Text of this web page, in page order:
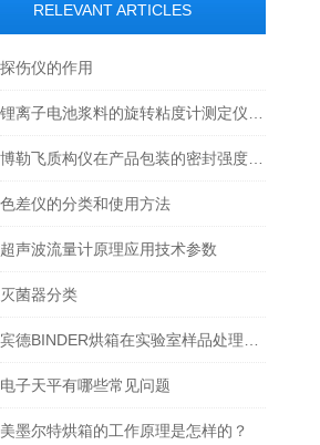
RELEVANT ARTICLES
探伤仪的作用
色差仪的分类和使用方法
超声波流量计原理应用技术参数
灭菌器分类
电子天平有哪些常见问题
美墨尔特烘箱的工作原理是怎样的？